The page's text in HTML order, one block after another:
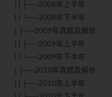
| | ├──2008年上半年
| | └──2008年下半年
| ├──2009年真题及解析
| | ├──2009年上半年
| | └──2009年下半年
| ├──2010年真题及解析
| | ├──2010年上半年